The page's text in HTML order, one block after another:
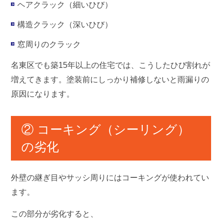
ヘアクラック（細いひび）
構造クラック（深いひび）
窓周りのクラック
名東区でも築15年以上の住宅では、こうしたひび割れが
増えてきます。塗装前にしっかり補修しないと雨漏りの
原因になります。
② コーキング（シーリング）
の劣化
外壁の継ぎ目やサッシ周りにはコーキングが使われてい
ます。
この部分が劣化すると、